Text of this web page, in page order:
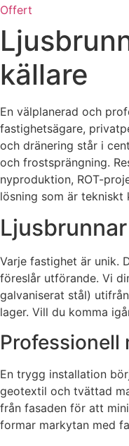
Offert
källare
En välplanerad och
fastighetsägare,
och dränering står i
och frostsprängning.
nyproduktion, ROT-
lösning som är
Varje fastighet är unik.
föreslår utförande. Vi
galvaniserat stål)
lager. Vill du komma
Professionell
En trygg installation
geotextil och tvättad
från fasaden för att
formar markytan med